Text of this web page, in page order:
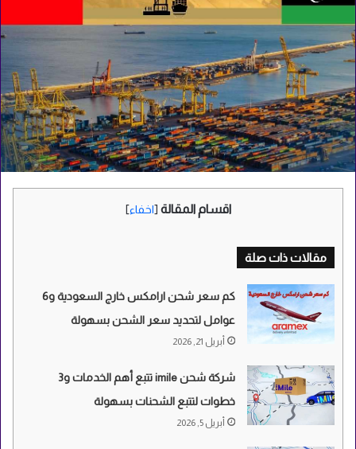
اقسام المقالة [اخفاء]
مقالات ذات صلة
كم سعر شحن ارامكس خارج السعودية و6
عوامل لتحديد سعر الشحن بسهولة
أبريل 21, 2026
شركة شحن imile تتبع أهم الخدمات و3
خطوات لتتبع الشحنات بسهولة
أبريل 5, 2026